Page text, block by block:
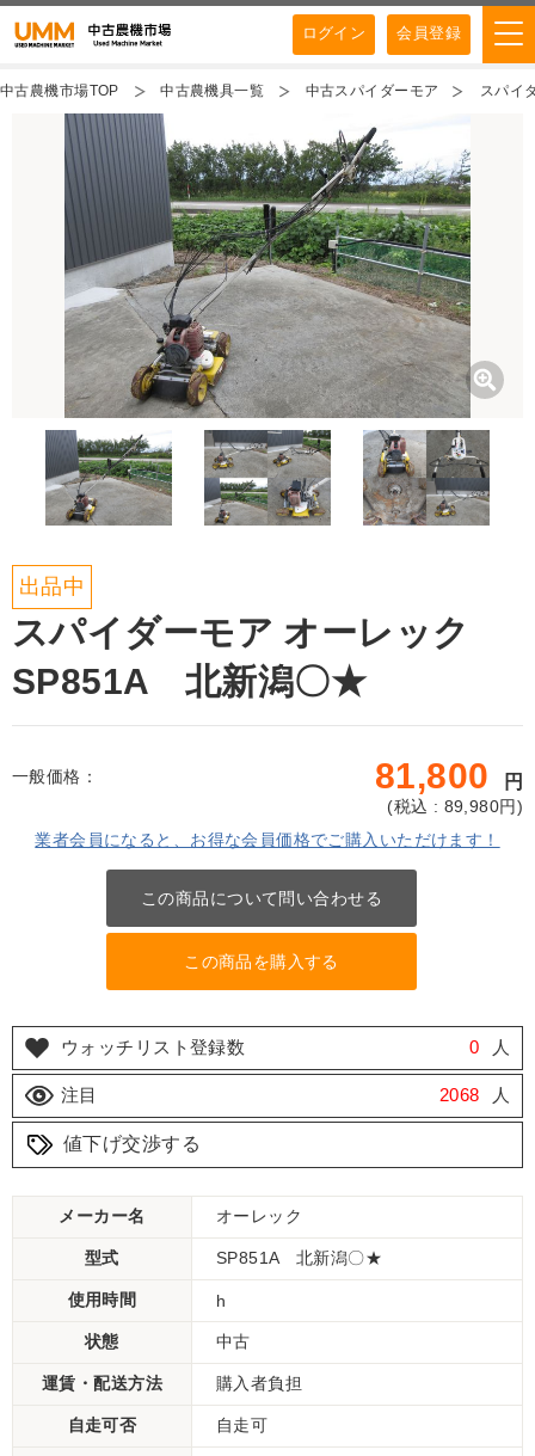
ログイン 会員登録
中古農機市場TOP 中古農機具一覧 中古スパイダーモア スパイ
出品中
スパイダーモア オーレック
SP851A 北新潟〇★
一般価格： 81,800 円
(税込 : 89,980円)
業者会員になると、お得な会員価格でご購入いただけます！
この商品について問い合わせる
この商品を購入する
ウォッチリスト登録数 0 人
注目 2068 人
値下げ交渉する
メーカー名 オーレック
型式 SP851A 北新潟〇★
使用時間 h
状態 中古
運賃・配送方法 購入者負担
自走可否 自走可